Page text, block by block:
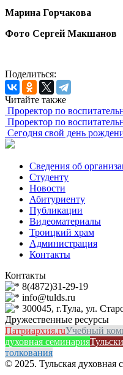
Марина Горчакова
Фото Сергей Макшанов
Поделиться:
Читайте также
Проректор по
Проректор по
Сегодня свой день
Сведения об
Студенту
Новости
Абитуриенту
Публикации
Видеоматериалы
Троицкий храм
Администрация
Контакты
Контакты
8(4872)31-29-19
info@tulds.ru
300045, г.Тула, ул.
Дружественные ресурсы
Патриархия.ruУчебный
духовная семинария
толкования
© 2025. Тульская духовная